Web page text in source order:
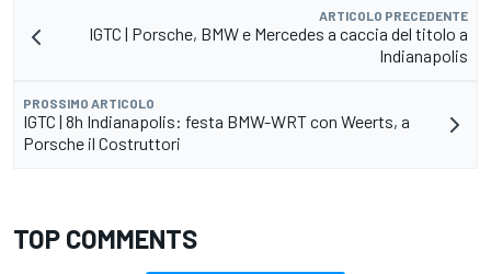
ARTICOLO PRECEDENTE
IGTC | Porsche, BMW e Mercedes a caccia del titolo a
Indianapolis
PROSSIMO ARTICOLO
IGTC | 8h Indianapolis: festa BMW-WRT con Weerts, a
Porsche il Costruttori
TOP COMMENTS